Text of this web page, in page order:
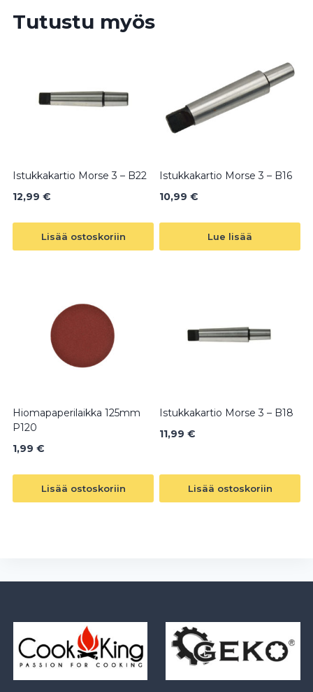
Tutustu myös
Istukkakartio Morse 3 – B22
12,99 €
Lisää ostoskoriin
Istukkakartio Morse 3 – B16
10,99 €
Lue lisää
Hiomapaperilaikka 125mm
P120
1,99 €
Lisää ostoskoriin
Istukkakartio Morse 3 – B18
11,99 €
Lisää ostoskoriin